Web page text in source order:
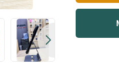
• Màn hình: xước màn
• Pin: 99%